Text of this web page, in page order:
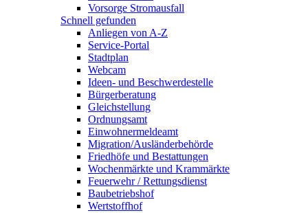
Vorsorge Stromausfall
Schnell gefunden
Anliegen von A-Z
Service-Portal
Stadtplan
Webcam
Ideen- und Beschwerdestelle
Bürgerberatung
Gleichstellung
Ordnungsamt
Einwohnermeldeamt
Migration/Ausländerbehörde
Friedhöfe und Bestattungen
Wochenmärkte und Krammärkte
Feuerwehr / Rettungsdienst
Baubetriebshof
Wertstoffhof